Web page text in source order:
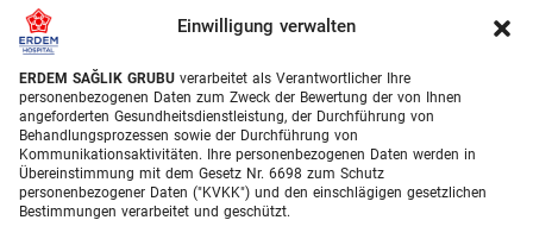
Einwilligung verwalten
ERDEM SAĞLIK GRUBU verarbeitet als Verantwortlicher Ihre
personenbezogenen Daten zum Zweck der Bewertung der von Ihnen
angeforderten Gesundheitsdienstleistung, der Durchführung von
Behandlungsprozessen sowie der Durchführung von
Kommunikationsaktivitäten. Ihre personenbezogenen Daten werden in
Übereinstimmung mit dem Gesetz Nr. 6698 zum Schutz
personenbezogener Daten ("KVKK") und den einschlägigen gesetzlichen
Bestimmungen verarbeitet und geschützt.